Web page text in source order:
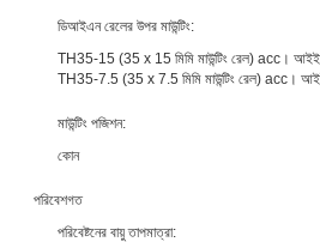
ডিআইএন রেলের উপর মাউন্টিং:
TH35-15 (35 x 15 মিমি মাউন্টিং রেল) acc।
TH35-7.5 (35 x 7.5 মিমি মাউন্টিং রেল) acc।
মাউন্টিং পজিশন:
কোন
পরিবেশগত
পরিবেষ্টনের বায়ু তাপমাত্রা: